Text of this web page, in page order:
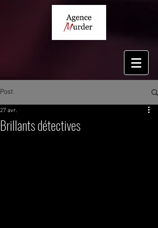
Post
Brillants détectives
27 avr.